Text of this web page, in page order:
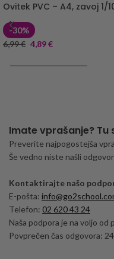
Ovitek PVC – A4, zavoj 1/
-30%
6,99€ 4,89€
Imate vprašanje?
Preverite najpogostejša
Še vedno niste našli
Kontaktirajte našo
E-pošta:
Telefon: 02 620 43 24
Naša podpora je na voljo od
Povprečen čas odgovora: